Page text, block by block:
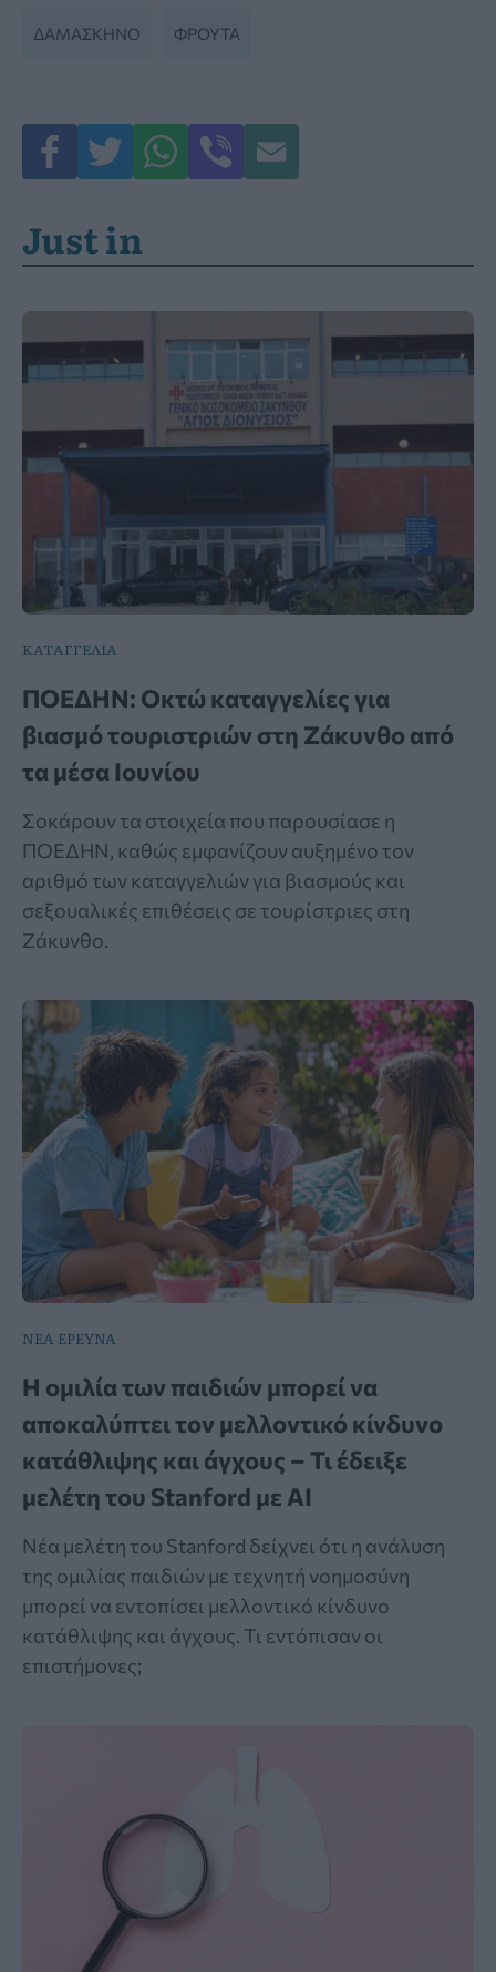
ΔΑΜΆΣΚΗΝΟ ΦΡΟΥΤΑ
Just in
ΚΑΤΑΓΓΕΛΙΑ
ΠΟΕΔΗΝ: Οκτώ καταγγελίες για
βιασμό τουριστριών στη Ζάκυνθο από
τα μέσα Ιουνίου
Σοκάρουν τα στοιχεία που παρουσίασε η
ΠΟΕΔΗΝ, καθώς εμφανίζουν αυξημένο τον
αριθμό των καταγγελιών για βιασμούς και
σεξουαλικές επιθέσεις σε τουρίστριες στη
Ζάκυνθο.
ΝΕΑ ΕΡΕΥΝΑ
Η ομιλία των παιδιών μπορεί να
αποκαλύπτει τον μελλοντικό κίνδυνο
κατάθλιψης και άγχους – Τι έδειξε
μελέτη του Stanford με AI
Νέα μελέτη του Stanford δείχνει ότι η ανάλυση
της ομιλίας παιδιών με τεχνητή νοημοσύνη
μπορεί να εντοπίσει μελλοντικό κίνδυνο
κατάθλιψης και άγχους. Τι εντόπισαν οι
επιστήμονες;